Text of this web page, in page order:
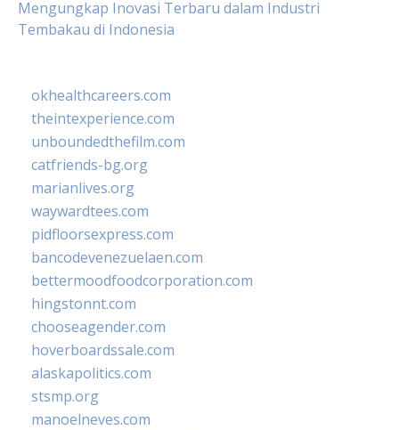
Mengungkap Inovasi Terbaru dalam Industri
Tembakau di Indonesia
okhealthcareers.com
theintexperience.com
unboundedthefilm.com
catfriends-bg.org
marianlives.org
waywardtees.com
pidfloorsexpress.com
bancodevenezuelaen.com
bettermoodfoodcorporation.com
hingstonnt.com
chooseagender.com
hoverboardssale.com
alaskapolitics.com
stsmp.org
manoelneves.com